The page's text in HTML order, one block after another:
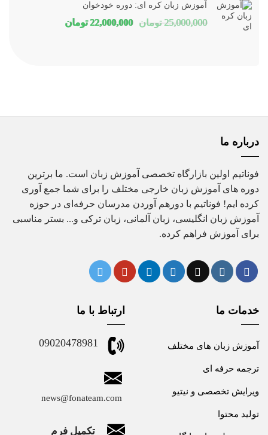
بود.
آموزش زبان کره ای: دوره خودخوان
25,000,000 تومان قیمت
22,000,000 تومان
درباره ما
فوناتیم اولین بازارگاه تخصصی آموزش زبان است. ما برترین
دوره های آموزش زبان خارجی مختلف را برای شما جمع آوری
کرده ایم! فوناتیم با دورهم آوردن مدرسان حرفه‌ای در حوزه
آموزش زبان انگلیسی، زبان آلمانی، زبان ترکی و... بستر مناسبی
برای آموزش فراهم کرده.
خدمات ما
آموزش زبان های مختلف
ترجمه حرفه ای
ویرایش تخصصی و نیتیو
تولید محتوا
ارتباط با ما
09020478981
news@fonateam.com
تکمیل فرم